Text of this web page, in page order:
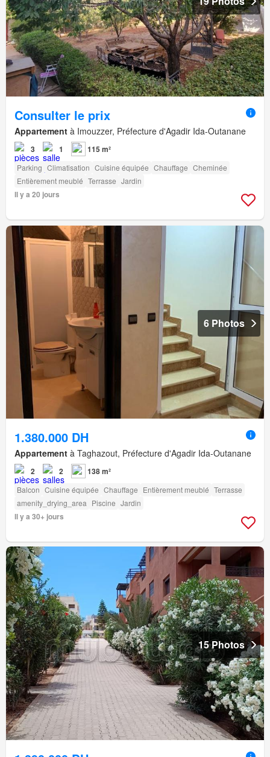
Consulter le prix
Appartement à Imouzzer, Préfecture d'Agadir Ida-Outanane
3 1 115 m²
Parking Climatisation Cuisine équipée Chauffage Cheminée
Entièrement meublé Terrasse Jardin
Il y a 20 jours
6 Photos
1.380.000 DH
Appartement à Taghazout, Préfecture d'Agadir Ida-Outanane
2 2 138 m²
Balcon Cuisine équipée Chauffage Entièrement meublé Terrasse
amenity_drying_area Piscine Jardin
Il y a 30+ jours
15 Photos